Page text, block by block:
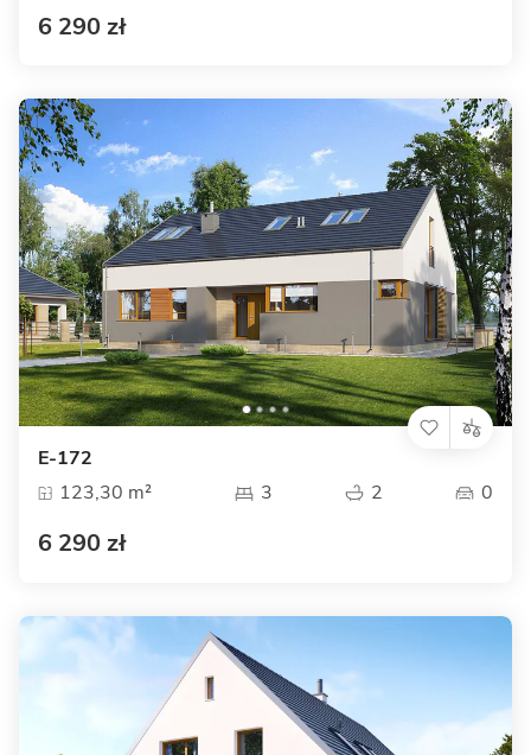
6 290 zł
E-172
123,30 m²
3 2 0
6 290 zł